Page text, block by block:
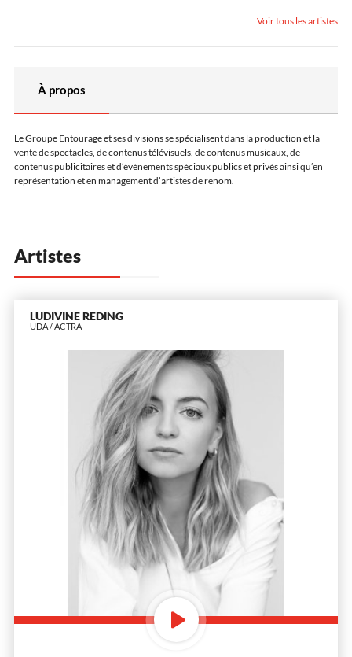
Voir tous les artistes
À propos
Le Groupe Entourage et ses divisions se spécialisent dans la production et la
vente de spectacles, de contenus télévisuels, de contenus musicaux, de
contenus publicitaires et d’événements spéciaux publics et privés ainsi qu’en
représentation et en management d’artistes de renom.
Artistes
LUDIVINE REDING
UDA / ACTRA